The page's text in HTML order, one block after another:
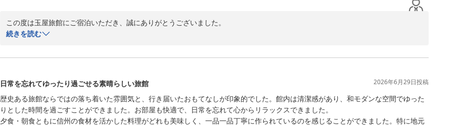
この度は玉屋旅館にご宿泊いただき、誠にありがとうございました。
ます。
源泉掛け流しの温泉では、泉質の心地よさをご実感いただき、お肌がすべすべになったとのご感想をお寄せくださりありがとうご
ざいます。
続きを読む
日常を忘れてゆったり過ごせる素晴らしい旅館 2026年6月29日投稿
歴史ある旅館ならではの落ち着いた雰囲気と、行き届いたおもてなしが印象的でした。館内は清潔感があり、和モダンな空間でゆった
りとした時間を過ごすことができました。お部屋も快適で、日常を忘れて心からリラックスできました。
夕食・朝食ともに信州の食材を活かした料理がどれも美味しく、一品一品丁寧に作られているのを感じることができました。特に地元